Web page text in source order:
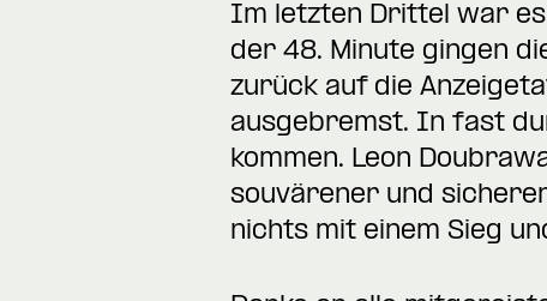
Im letzten Drittel war es
der 48. Minute gingen
zurück auf die
ausgebremst. In fast
kommen. Leon
souvärener und
nichts mit einem Sieg